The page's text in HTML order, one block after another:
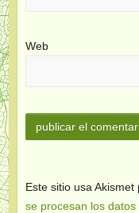
Web
Este sitio usa Akismet
se procesan los datos